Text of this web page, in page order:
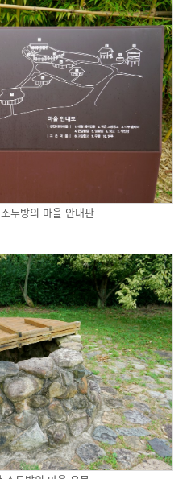
두방의 마을 안내판